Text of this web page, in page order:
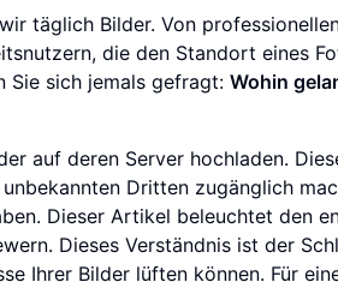
täglich Bilder. Von
die den Standort eines
Sie sich jemals gefragt: Wohin
auf deren Server hochladen.
Dritten zugänglich
Dieser Artikel beleuchtet den
Dieses Verständnis ist der
Ihrer Bilder lüften können. Für